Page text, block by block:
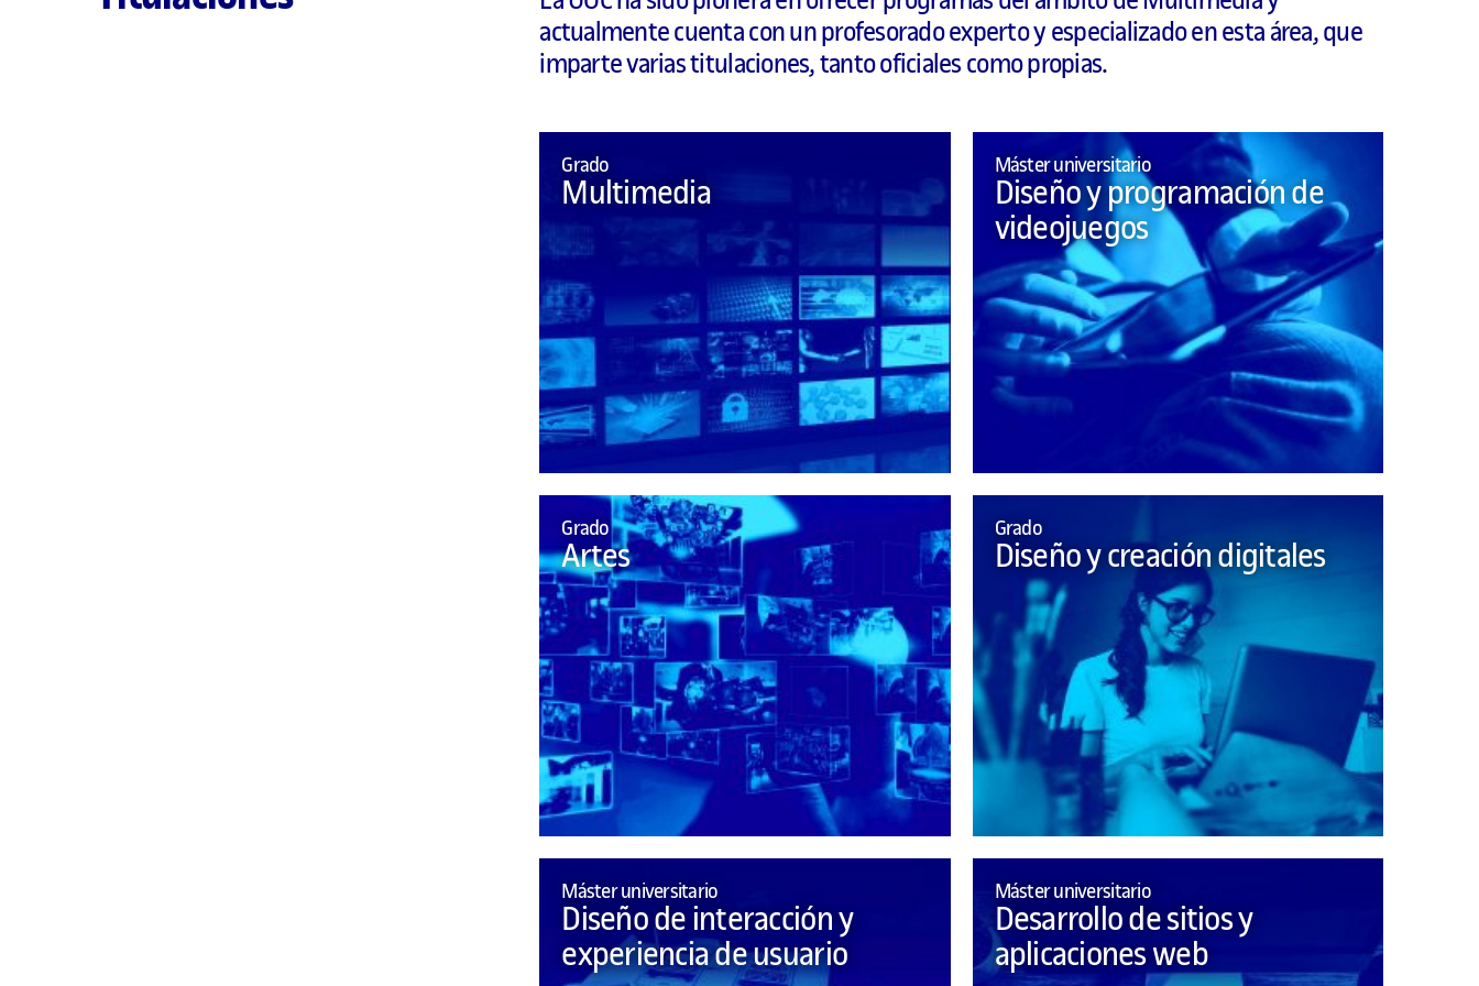
actualmente cuenta con un profesorado experto y especializado en esta área, que
imparte varias titulaciones, tanto oficiales como propias.
Grado
Multimedia
Máster universitario
Diseño y programación de
videojuegos
Grado
Artes
Grado
Diseño y creación digitales
Máster universitario
Diseño de interacción y
experiencia de usuario
Máster universitario
Desarrollo de sitios y
aplicaciones web